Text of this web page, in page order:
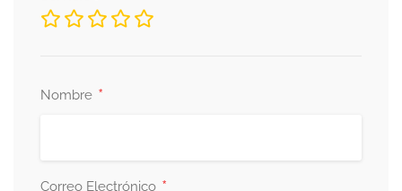
Nombre *
Correo Electrónico